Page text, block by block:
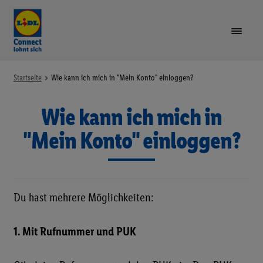
VORTEILE
TARIFE & GERÄTE
LIDL PLUS
Startseite Wie kann ich mich in "Mein Konto" einloggen?
Wie kann ich mich in
"Mein Konto" einloggen?
Du hast mehrere Möglichkeiten:
1. Mit Rufnummer und PUK